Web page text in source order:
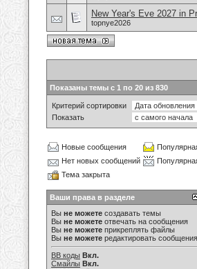
New Year's Eve 2027 in
topnye2026
Показаны темы с 1 по 20 из 830
Критерий сортировки
Показать
Новые сообщения
Нет новых сообщений
Тема закрыта
Ваши права в разделе
Вы не можете создавать темы
Вы не можете отвечать на сообщения
Вы не можете прикреплять файлы
Вы не можете редактировать сообщения
BB коды Вкл.
Смайлы Вкл.